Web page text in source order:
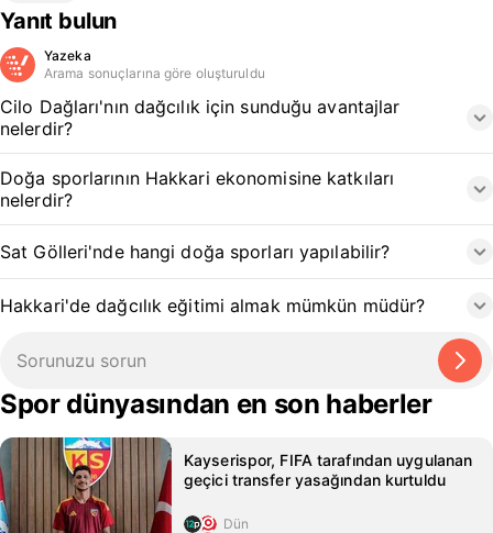
Yanıt bulun
Yazeka
Arama sonuçlarına göre oluşturuldu
Cilo Dağları'nın dağcılık için sunduğu avantajlar
nelerdir?
Doğa sporlarının Hakkari ekonomisine katkıları
nelerdir?
Sat Gölleri'nde hangi doğa sporları yapılabilir?
Hakkari'de dağcılık eğitimi almak mümkün müdür?
Spor dünyasından en son haberler
Kayserispor, FIFA tarafından uygulanan
geçici transfer yasağından kurtuldu
Dün